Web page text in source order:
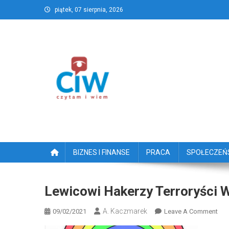
to
piątek, 07 sierpnia, 2026
CzytamiWiem.pl –
BIZNES I FINANSE PRACA
Lewicowi Hakerzy Terroryści
09/02/2021 A. Kaczmarek Leave A CommentOn